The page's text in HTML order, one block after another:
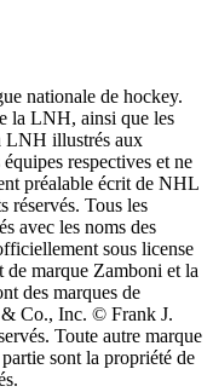
nationale de hockey.
la LNH, ainsi que les
LNH illustrés aux
respectives et ne
préalable écrit de NHL
Tous les
avec les noms des
sous license
marque Zamboni et la
des marques de
& Co., Inc. © Frank J.
Toute autre marque
sont la propriété de